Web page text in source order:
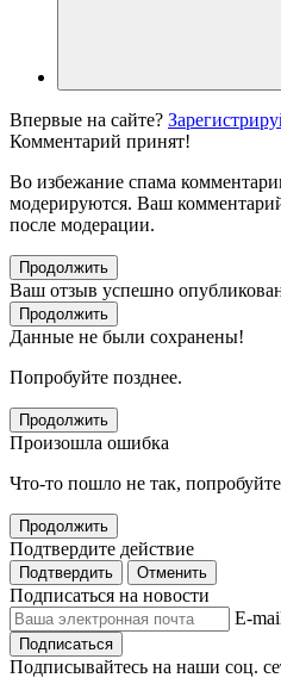
Впервые на сайте?
Комментарий принят!
Во избежание спама
модерируются. Ваш
после модерации.
Продолжить
Ваш отзыв успешно
Продолжить
Данные не были сохранены!
Попробуйте позднее.
Продолжить
Произошла ошибка
Что-то пошло не так,
Продолжить
Подтвердите действие
Подтвердить Отменить
Подписаться на новости
E-
Подписаться
Подписывайтесь на наши соц.